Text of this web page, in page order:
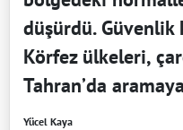
düşürdü. Güvenlik
Körfez ülkeleri,
Tahran’da
Yücel Kaya